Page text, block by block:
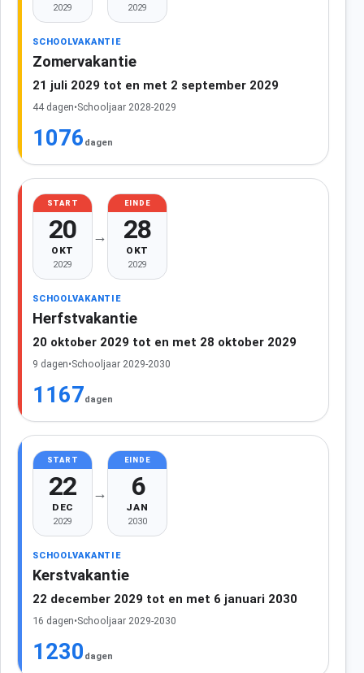
2029 2029
SCHOOLVAKANTIE
Zomervakantie
21 juli 2029 tot en met 2 september 2029
44 dagen•Schooljaar 2028-2029
1076 dagen
START
20
OKT
2029
→
EINDE
28
OKT
2029
SCHOOLVAKANTIE
Herfstvakantie
20 oktober 2029 tot en met 28 oktober 2029
9 dagen•Schooljaar 2029-2030
1167dagen
START
22
DEC
2029
→
EINDE
6
JAN
2030
SCHOOLVAKANTIE
Kerstvakantie
22 december 2029 tot en met 6 januari 2030
16 dagen•Schooljaar 2029-2030
1230 dagen